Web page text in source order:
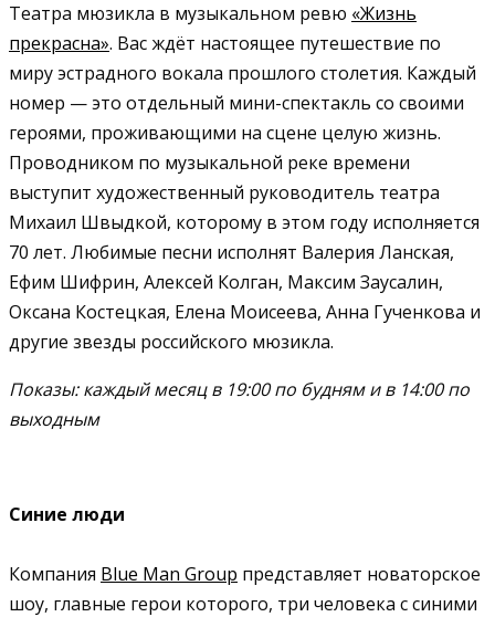
Театра мюзикла в музыкальном ревю «Жизнь
прекрасна». Вас ждёт настоящее путешествие по
миру эстрадного вокала прошлого столетия. Каждый
номер — это отдельный мини-спектакль со своими
героями, проживающими на сцене целую жизнь.
Проводником по музыкальной реке времени
выступит художественный руководитель театра
Михаил Швыдкой, которому в этом году исполняется
70 лет. Любимые песни исполнят Валерия Ланская,
Ефим Шифрин, Алексей Колган, Максим Заусалин,
Оксана Костецкая, Елена Моисеева, Анна Гученкова и
другие звезды российского мюзикла.
Показы: каждый месяц в 19:00 по будням и в 14:00 по
выходным
Синие люди
Компания Blue Man Group представляет новаторское
шоу, главные герои которого, три человека с синими